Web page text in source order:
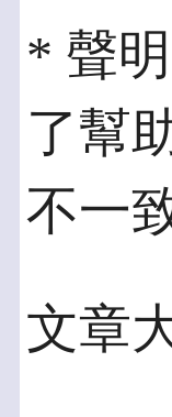
* 聲
了幫
不一
文章